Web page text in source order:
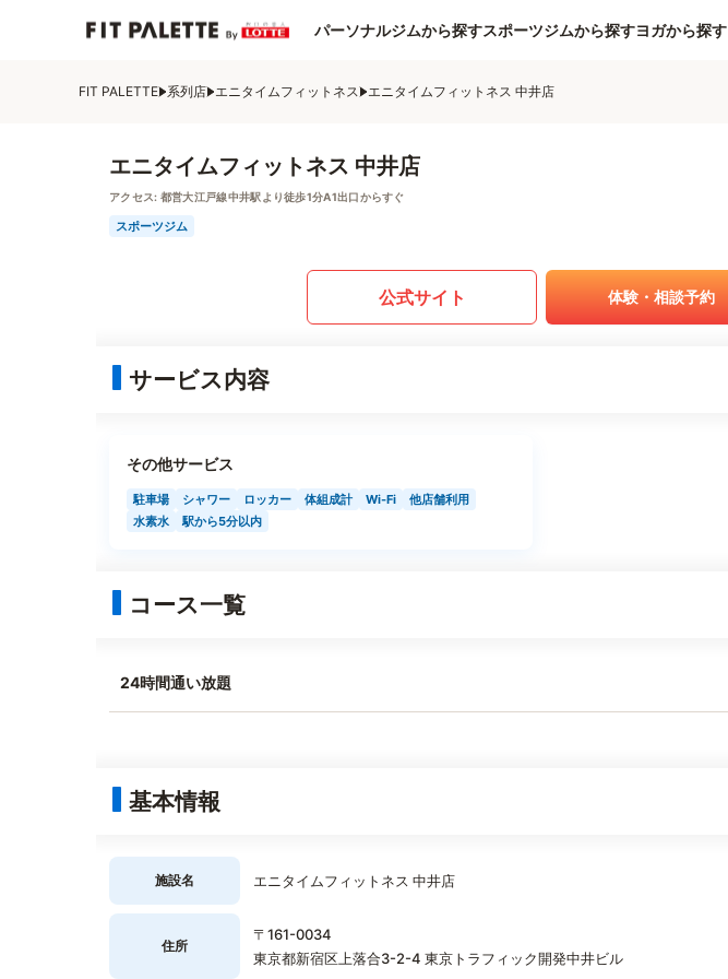
パーソナルジムから探すスポーツジムから探すヨガから探す
FIT PALETTE 系列店 エニタイムフィットネス エニタイムフィットネス 中井店
エニタイムフィットネス 中井店
アクセス: 都営大江戸線中井駅より徒歩1分A1出口からすぐ
スポーツジム
公式サイト 体験・相談予約
サービス内容
その他サービス
駐車場 シャワー ロッカー 体組成計 Wi-Fi
他店舗利用
水素水
駅から5分以内
コース一覧
24時間通い放題
基本情報
施設名 エニタイムフィットネス 中井店
住所
〒161-0034
東京都新宿区上落合3-2-4 東京トラフィック開発中井ビル